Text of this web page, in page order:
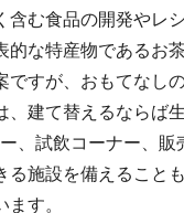
含む食品の開発やレ
的な特産物であるお
ですが、おもてなし
、建て替えるならば
、試飲コーナー、
る施設を備えること
ます。